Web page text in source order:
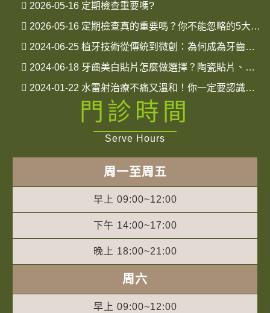
2026-05-16 定期檢查重要嗎?
2026-05-16 定期檢查真的重要嗎？你不能忽略的5大口腔健康關鍵
2024-06-25 植牙技術從傳統到微創：為何成為牙齒缺失首選解決方案
2024-06-18 牙齒美白貼片怎麼做選擇？陶瓷貼片、樹脂貼片全面比較一次看！
2024-01-22 水雷射治療不痛又溫和！你一定要認識的新牙周治療方式
門診時間
Serve Hours
周一至周五
早上 09:00~12:00
下午 14:00~17:00
晚上 18:00~21:00
周六
早上 09:00~12:00